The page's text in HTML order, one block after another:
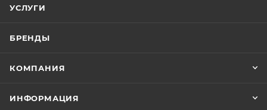
УСЛУГИ
БРЕНДЫ
КОМПАНИЯ
ИНФОРМАЦИЯ